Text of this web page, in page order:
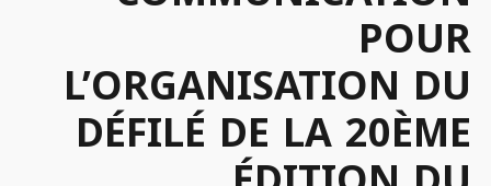
POUR
L’ORGANISATION DU
DÉFILÉ DE LA 20ÈME